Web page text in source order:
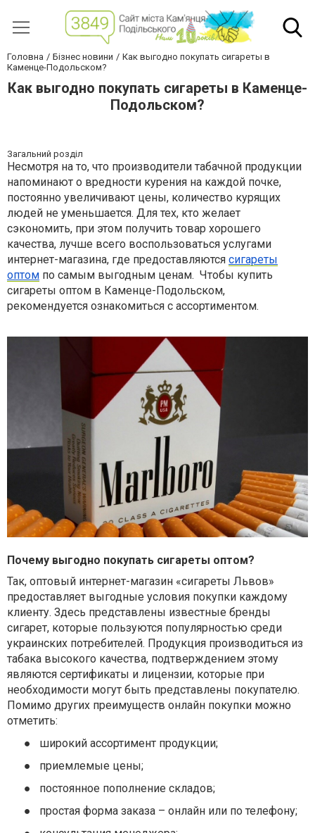
Головна Бізнес новини
Как выгодно покупать сигареты в
Каменце-Подольском?
Как выгодно покупать сигареты в Каменце-
Подольском?
Загальний розділ
Несмотря на то, что производители табачной продукции
напоминают о вредности курения на каждой почке,
постоянно увеличивают цены, количество курящих
людей не уменьшается. Для тех, кто желает
сэкономить, при этом получить товар хорошего
качества, лучше всего воспользоваться услугами
интернет-магазина, где предоставляются сигареты
оптом по самым выгодным ценам. Чтобы купить
сигареты оптом в Каменце-Подольском,
рекомендуется ознакомиться с ассортиментом.
Почему выгодно покупать сигареты оптом?
Так, оптовый интернет-магазин «сигареты Львов»
предоставляет выгодные условия покупки каждому
клиенту. Здесь представлены известные бренды
сигарет, которые пользуются популярностью среди
украинских потребителей. Продукция производиться из
табака высокого качества, подтверждением этому
являются сертификаты и лицензии, которые при
необходимости могут быть представлены покупателю.
Помимо других преимуществ онлайн покупки можно
отметить:
●
широкий ассортимент продукции;
●
приемлемые цены;
●
постоянное пополнение складов;
●
простая форма заказа – онлайн или по телефону;